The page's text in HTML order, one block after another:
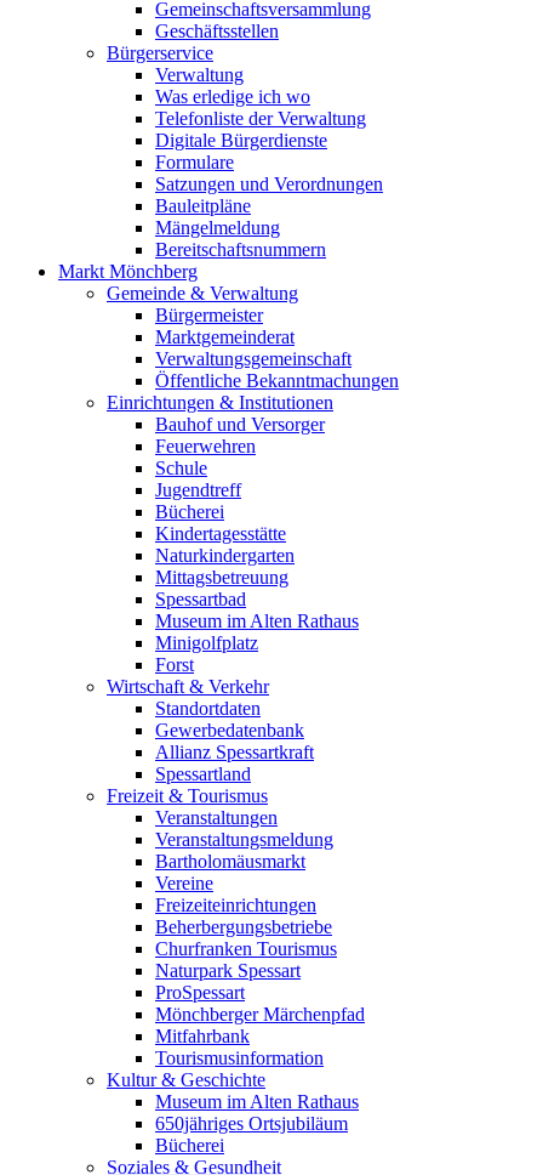
Gemeinschaftsversammlung
Geschäftsstellen
Bürgerservice
Verwaltung
Was erledige ich wo
Telefonliste der Verwaltung
Digitale Bürgerdienste
Formulare
Satzungen und Verordnungen
Bauleitpläne
Mängelmeldung
Bereitschaftsnummern
Markt Mönchberg
Gemeinde & Verwaltung
Bürgermeister
Marktgemeinderat
Verwaltungsgemeinschaft
Öffentliche Bekanntmachungen
Einrichtungen & Institutionen
Bauhof und Versorger
Feuerwehren
Schule
Jugendtreff
Bücherei
Kindertagesstätte
Naturkindergarten
Mittagsbetreuung
Spessartbad
Museum im Alten Rathaus
Minigolfplatz
Forst
Wirtschaft & Verkehr
Standortdaten
Gewerbedatenbank
Allianz Spessartkraft
Spessartland
Freizeit & Tourismus
Veranstaltungen
Veranstaltungsmeldung
Bartholomäusmarkt
Vereine
Freizeiteinrichtungen
Beherbergungsbetriebe
Churfranken Tourismus
Naturpark Spessart
ProSpessart
Mönchberger Märchenpfad
Mitfahrbank
Tourismusinformation
Kultur & Geschichte
Museum im Alten Rathaus
650jähriges Ortsjubiläum
Bücherei
Soziales & Gesundheit